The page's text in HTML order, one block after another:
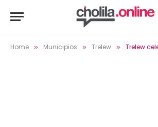
Home » Municipios » Trelew » Trelew celebra: Sindicato de